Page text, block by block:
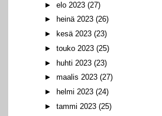
► elo 2023 (27)
►
heinä 2023 (26)
►
kesä 2023 (23)
► touko 2023 (25)
► huhti 2023 (23)
► maalis 2023 (27)
►
helmi 2023 (24)
► tammi 2023 (25)